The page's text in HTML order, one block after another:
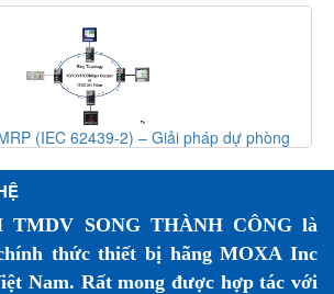
(IEC 62439-2) – Giải pháp dự phòng
TMDV SONG THÀNH CÔNG là
thức thiết bị hãng MOXA Inc
Nam. Rất mong được hợp tác với